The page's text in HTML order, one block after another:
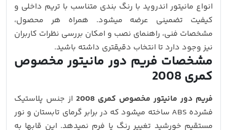
انواع مانیتور اندروید با رنگ‌ بندی متناسب با تریم داخلی و
کیفیت تضمینی عرضه میشود. همراه هر محصول،
مشخصات فنی، راهنمای نصب و امکان بررسی نظرات کاربران
نیز وجود دارد تا انتخاب دقیقتری داشته باشید.
مشخصات فریم دور مانیتور مخصوص
کمری 2008
فریم دور مانیتور مخصوص کمری 2008
از جنس پلاستیک
فشرده ABS ساخته میشود که در برابر گرمای تابستان و نور
مستقیم خورشید تغییر رنگ یا فرم نمیدهد. این قابها به‌